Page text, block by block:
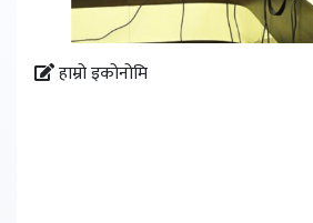
हाम्रो इकोनोमि